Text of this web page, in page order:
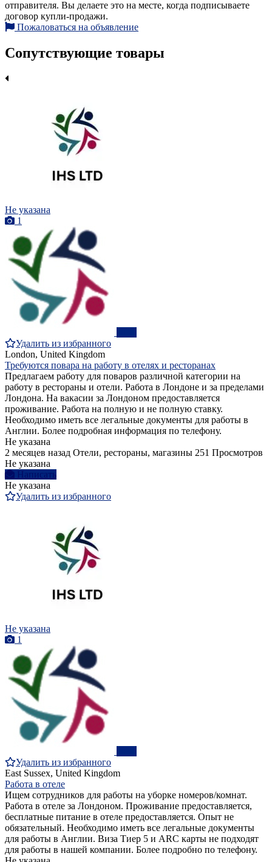
отправителя. Вы делаете это на месте, когда подписываете
договор купли-продажи.
Пожаловаться на объявление
Сопутствующие товары
Не указана
1
Удалить из избранного
London, United Kingdom
Требуются повара на работу в отелях и ресторанах
Предлагаем работу для поваров различной категории на
работу в рестораны и отели. Работа в Лондоне и за пределами
Лондона. На вакасии за Лондоном предоставляется
проживание. Работа на полную и не полную ставку.
Необходимо иметь все легальные документы для работы в
Англии. Более подробная информация по телефону.
Не указана
2 месяцев назад Отели, рестораны, магазины 251 Просмотров
Не указана
Написать
Не указана
Удалить из избранного
Не указана
1
Удалить из избранного
East Sussex, United Kingdom
Работа в отеле
Ищем сотрудников для работы на уборке номеров/комнат.
Работа в отеле за Лондоном. Проживание предоставляется,
бесплатные питание в отеле предоставляется. Опыт не
обязательный. Необходимо иметь все легальные документы
для работы в Англии. Виза Тиер 5 и ARC карты не подходят
для работы в нашей компании. Более подробно по телефону.